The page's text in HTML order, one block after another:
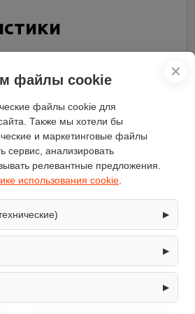
26
170
64
71
измерение пульса
✕
файлы cookie
файлы cookie для
Также мы хотели бы
и маркетинговые файлы
сервис, анализировать
релевантные предложения.
использования cookie
▶
работу сайта: оформление
личный кабинет. Без них основные
▶
информацию о посещениях и
счётчики аналитики),
▶